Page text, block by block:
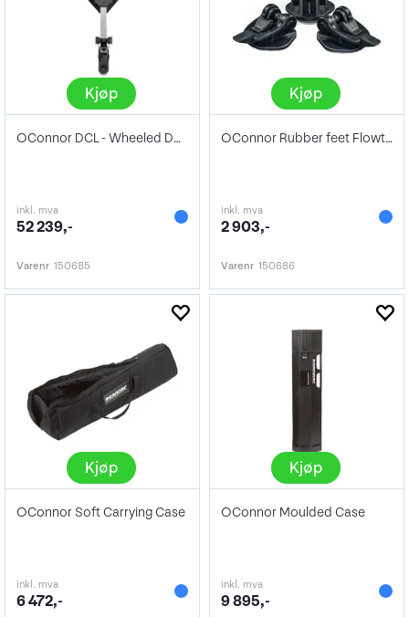
Kjøp
OConnor DCL - Wheeled Dolly
inkl. mva
52 239,-
Varenr 150685
Kjøp
OConnor Rubber feet Flowtech
inkl. mva
2 903,-
Varenr 150686
Kjøp
OConnor Soft Carrying Case
inkl. mva
6 472,-
Kjøp
OConnor Moulded Case
inkl. mva
9 895,-